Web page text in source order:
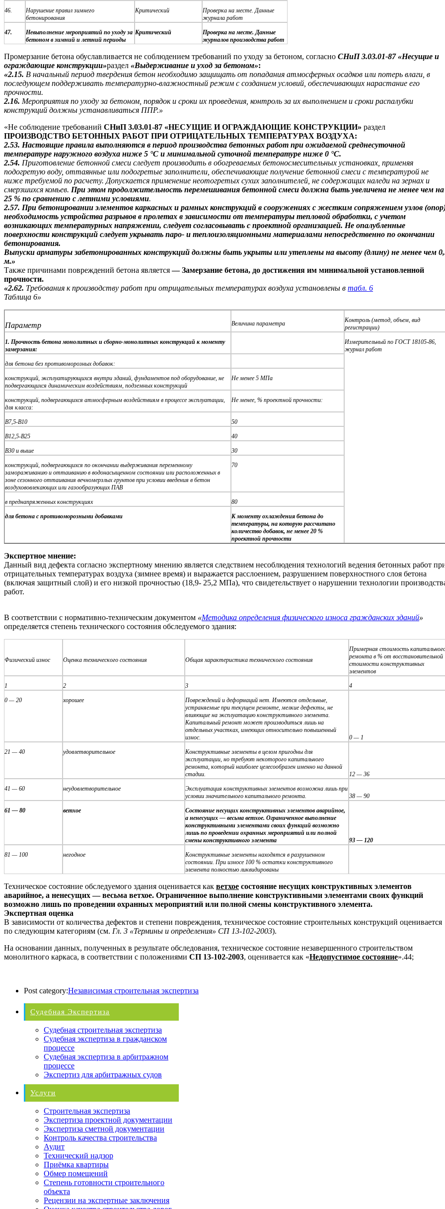
46.
Нарушение правил зимнего
бетонирования
Критический
Проверка на месте. Данные
журнала работ
47.
Невыполнение мероприятий по уходу за
бетоном в зимний и летний периоды
Критический
Проверка на месте. Данные
журналов производства работ
Промерзание бетона обуславливается не соблюдением требований по уходу за бетоном, согласно СНиП 3.03.01-87 «Несущие и
ограждающие конструкции»раздел «Выдерживание и уход за бетоном»:
«2.15. В начальный период твердения бетон необходимо защищать от попадания атмосферных осадков или потерь влаги, в
последующем поддерживать температурно-влажностный режим с созданием условий, обеспечивающих нарастание его
прочности.
2.16. Мероприятия по уходу за бетоном, порядок и сроки их проведения, контроль за их выполнением и сроки распалубки
конструкций должны устанавливаться ППР.»
«Не соблюдение требований СНиП 3.03.01-87 «НЕСУЩИЕ И ОГРАЖДАЮЩИЕ КОНСТРУКЦИИ» раздел
ПРОИЗВОДСТВО БЕТОННЫХ РАБОТ ПРИ ОТРИЦАТЕЛЬНЫХ ТЕМПЕРАТУРАХ ВОЗДУХА:
2.53. Настоящие правила выполняются в период производства бетонных работ при ожидаемой среднесуточной
температуре наружного воздуха ниже 5 °С и минимальной суточной температуре ниже 0 °С.
2.54. Приготовление бетонной смеси следует производить в обогреваемых бетоносмесительных установках, применяя
подогретую воду, оттаянные или подогретые заполнители, обеспечивающие получение бетонной смеси с температурой не
ниже требуемой по расчету. Допускается применение неотогретых сухих заполнителей, не содержащих наледи на зернах и
смерзшихся комьев. При этом продолжительность перемешивания бетонной смеси должна быть увеличена не менее чем на
25 % по сравнению с летними условиями.
2.57. При бетонировании элементов каркасных и рамных конструкций в сооружениях с жестким сопряжением узлов
необходимость устройства разрывов в пролетах в зависимости от температуры тепловой обработки, с учетом
возникающих температурных напряжении, следует согласовывать с проектной организацией. Не опалубленные
поверхности конструкций следует укрывать паро- и теплоизоляционными материалами непосредственно по окончании
бетонирования.
Выпуски арматуры забетонированных конструкций должны быть укрыты или утеплены на высоту (длину) не менее чем
м.»
Также причинами повреждений бетона является— Замерзание бетона, до достижения им минимальной установленной
прочности.
«2.62. Требования к производству работ при отрицательных температурах воздуха установлены в табл. 6
Таблица 6»
Параметр Величина параметра
Контроль (метод, объем, вид
регистрации)
1. Прочность бетона монолитных и сборно-монолитных конструкций к моменту
замерзания:
Измерительный по ГОСТ 18105-86,
журнал работ
для бетона без противоморозных добавок:
конструкций, эксплуатирующихся внутри зданий, фундаментов под оборудование, не
подвергающихся динамическим воздействиям, подземных конструкций
Не менее 5 МПа
конструкций, подвергающихся атмосферным воздействиям в процессе эксплуатации,
для класса:
Не менее, % проектной прочности:
В7,5-В10 50
В12,5-В25 40
В30 и выше 30
конструкций, подвергающихся по окончании выдерживания переменному
замораживанию и оттаиванию в водонасыщенном состоянии или расположенных в
зоне сезонного оттаивания вечномерзлых грунтов при условии введения в бетон
воздухововлекающих или газообразующих ПАВ
70
в преднапряженных конструкциях 80
для бетона с противоморозными добавками
К моменту охлаждения бетона до
температуры, на которую рассчитано
количество добавок, не менее 20 %
проектной прочности
Экспертное мнение:
Данный вид дефекта согласно экспертному мнению является следствием несоблюдения технологий ведения бетонных работ
отрицательных температурах воздуха (зимнее время) и выражается расслоением, разрушением поверхностного слоя бетона
(включая защитный слой) и его низкой прочностью (18,9- 25,2 МПа), что свидетельствует о нарушении технологии
работ.
В соответствии с нормативно-техническим документом «Методика определения физического износа гражданских зданий»
определяется степень технического состояния обследуемого здания:
Физический износ Оценка технического состояния Общая характеристика технического состояния
Примерная стоимость
ремонта в % от восстановительной
стоимости конструктивных
элементов
1 2 3 4
0 — 20 хорошее
Повреждений и деформаций нет. Имеются отдельные,
устраняемые при текущем ремонте, мелкие дефекты, не
влияющие на эксплуатацию конструктивного элемента.
Капитальный ремонт может производиться лишь на
отдельных участках, имеющих относительно повышенный
износ.
0 — 1
21 — 40 удовлетворительное
Конструктивные элементы в целом пригодны для
эксплуатации, но требуют некоторого капитального
ремонта, который наиболее целесообразен именно на данной
стадии.
12 — 36
41 — 60 неудовлетворительное
Эксплуатация конструктивных элементов возможна лишь при
условии значительного капитального ремонта.
38 — 90
61 — 80 ветхое
Состояние несущих конструктивных элементов аварийное,
а ненесущих — весьма ветхое. Ограниченное выполнение
конструктивными элементами своих функций возможно
лишь по проведении охранных мероприятий или полной
смены конструктивного элемента
93 — 120
81 — 100 негодное
Конструктивные элементы находятся в разрушенном
состоянии. При износе 100 % остатки конструктивного
элемента полностью ликвидированы
Техническое состояние обследуемого здания оценивается как ветхое состояние несущих конструктивных элементов
аварийное, а ненесущих — весьма ветхое. Ограниченное выполнение конструктивными элементами своих функций
возможно лишь по проведении охранных мероприятий или полной смены конструктивного элемента.
Экспертная оценка
В зависимости от количества дефектов и степени повреждения, техническое состояние строительных конструкций оценивается
по следующим категориям (см. Гл. 3 «Термины и определения» СП 13-102-2003).
На основании данных, полученных в результате обследования, техническое состояние незавершенного строительством
монолитного каркаса, в соответствии с положениями СП 13-102-2003, оценивается как «Недопустимое состояние».44;
Post category:Независимая строительная экспертиза
Судебная Экспертиза
Судебная строительная экспертиза
Судебная экспертиза в гражданском
процессе
Судебная экспертиза в арбитражном
процессе
Экспертиз для арбитражных судов
Услуги
Строительная экспертиза
Экспертиза проектной документации
Экспертиза сметной документации
Контроль качества строительства
Аудит
Технический надзор
Приёмка квартиры
Обмер помещений
Степень готовности строительного
объекта
Рецензии на экспертные заключения